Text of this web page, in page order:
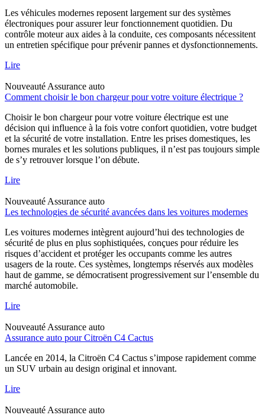
Les véhicules modernes reposent largement sur des systèmes
électroniques pour assurer leur fonctionnement quotidien. Du
contrôle moteur aux aides à la conduite, ces composants nécessitent
un entretien spécifique pour prévenir pannes et dysfonctionnements.
Lire
Nouveauté Assurance auto
Comment choisir le bon chargeur pour votre voiture électrique ?
Choisir le bon chargeur pour votre voiture électrique est une
décision qui influence à la fois votre confort quotidien, votre budget
et la sécurité de votre installation. Entre les prises domestiques, les
bornes murales et les solutions publiques, il n’est pas toujours simple
de s’y retrouver lorsque l’on débute.
Lire
Nouveauté Assurance auto
Les technologies de sécurité avancées dans les voitures modernes
Les voitures modernes intègrent aujourd’hui des technologies de
sécurité de plus en plus sophistiquées, conçues pour réduire les
risques d’accident et protéger les occupants comme les autres
usagers de la route. Ces systèmes, longtemps réservés aux modèles
haut de gamme, se démocratisent progressivement sur l’ensemble du
marché automobile.
Lire
Nouveauté Assurance auto
Assurance auto pour Citroën C4 Cactus
Lancée en 2014, la Citroën C4 Cactus s’impose rapidement comme
un SUV urbain au design original et innovant.
Lire
Nouveauté Assurance auto